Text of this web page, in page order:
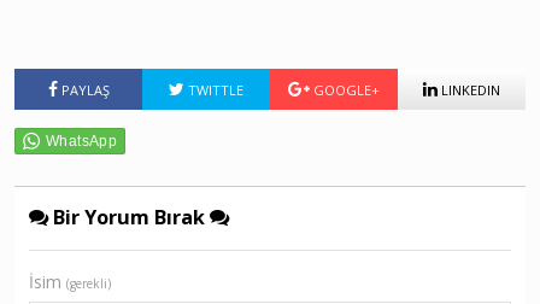
PAYLAŞ TWITTLE GOOGLE+ LINKEDIN
Bir Yorum Bırak
İsim (gerekli)